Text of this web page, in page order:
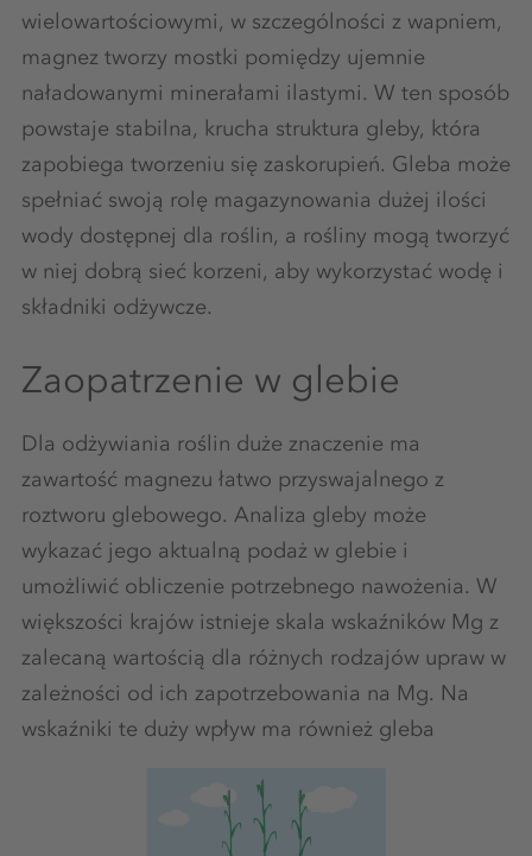
wielowartościowymi, w szczególności z wapniem,
magnez tworzy mostki pomiędzy ujemnie
naładowanymi minerałami ilastymi. W ten sposób
powstaje stabilna, krucha struktura gleby, która
zapobiega tworzeniu się zaskorupień. Gleba może
spełniać swoją rolę magazynowania dużej ilości
wody dostępnej dla roślin, a rośliny mogą tworzyć
w niej dobrą sieć korzeni, aby wykorzystać wodę i
składniki odżywcze.
Zaopatrzenie w glebie
Dla odżywiania roślin duże znaczenie ma
zawartość magnezu łatwo przyswajalnego z
roztworu glebowego. Analiza gleby może
wykazać jego aktualną podaż w glebie i
umożliwić obliczenie potrzebnego nawożenia. W
większości krajów istnieje skala wskaźników Mg z
zalecaną wartością dla różnych rodzajów upraw w
zależności od ich zapotrzebowania na Mg. Na
wskaźniki te duży wpływ ma również gleba